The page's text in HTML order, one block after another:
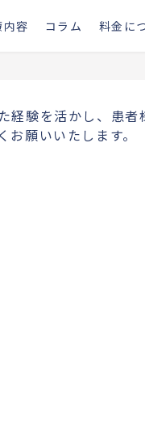
内容 コラム 料金に
経験を活かし、患
お願いいたします。